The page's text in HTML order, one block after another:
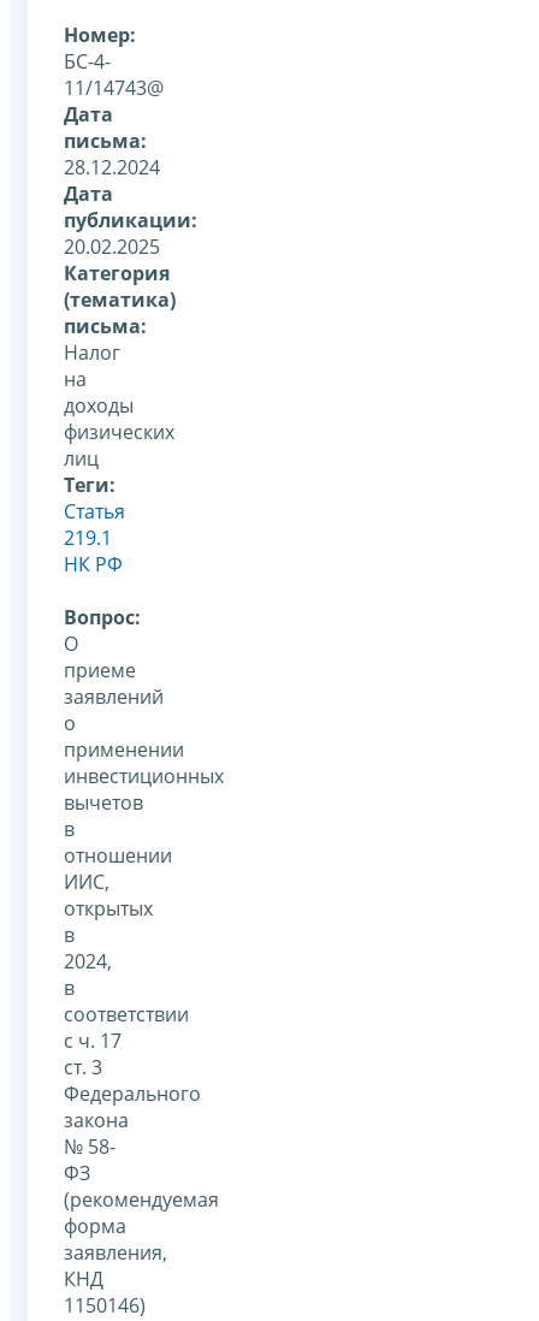
Номер:
БС-4-
11/14743@
Дата
письма:
28.12.2024
Дата
публикации:
20.02.2025
Категория
(тематика)
письма:
Налог
на
доходы
физических
лиц
Теги:
Статья
219.1
НК РФ
Вопрос:
О
приеме
заявлений
о
применении
инвестиционных
вычетов
в
отношении
ИИС,
открытых
в
2024,
в
соответствии
с ч. 17
ст. 3
Федерального
закона
№ 58-
ФЗ
(рекомендуемая
форма
заявления,
КНД
1150146)